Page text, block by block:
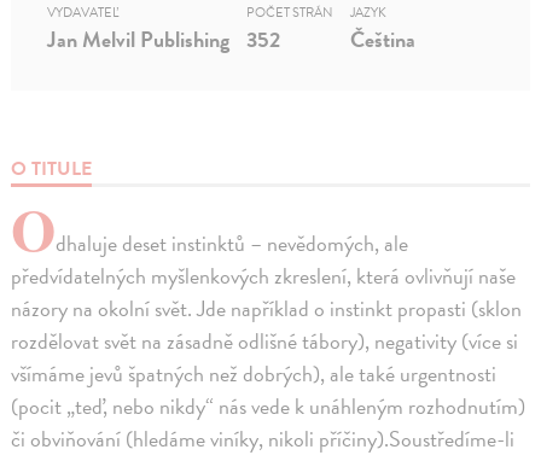
O TITULE
Odhaluje deset instinktů – nevědomých, ale
předvídatelných myšlenkových zkreslení, která ovlivňují naše
názory na okolní svět. Jde například o instinkt propasti (sklon
rozdělovat svět na zásadně odlišné tábory), negativity (více si
všímáme jevů špatných než dobrých), ale také urgentnosti
(pocit „teď, nebo nikdy“ nás vede k unáhleným rozhodnutím)
či obviňování (hledáme viníky, nikoli příčiny).Soustředíme-li
VYDAVATEĽ
Jan Melvil Publishing
POČET STRÁN
352
JAZYK
Čeština